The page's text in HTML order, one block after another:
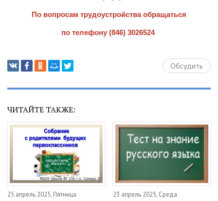
По вопросам трудоустройства обращаться
по телефону (846) 3026524
Обсудить
ЧИТАЙТЕ ТАКЖЕ:
25 апрель 2025, Пятница 23 апрель 2025, Среда